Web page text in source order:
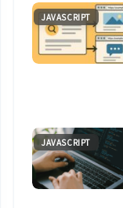
JAVASCRIPT
JAVASCRIPT